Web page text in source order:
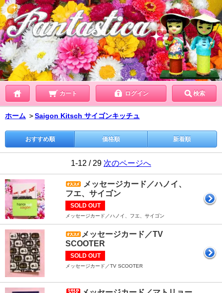
カート ログイン 検索
ホーム ＞Saigon Kitsch サイゴンキッチュ
おすすめ順 価格順 新着順
1-12 / 29 次のページへ
メッセージカード／ハノイ、
フエ、サイゴン
SOLD OUT
メッセージカード／ハノイ、フエ、サイゴン
メッセージカード／TV
SCOOTER
SOLD OUT
メッセージカード／TV SCOOTER